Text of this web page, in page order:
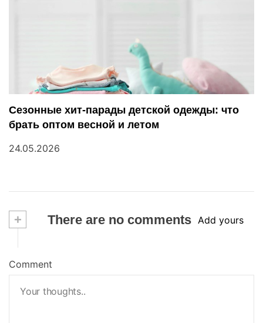
Сезонные хит-парады детской одежды: что
брать оптом весной и летом
24.05.2026
+ There are no comments Add yours
Comment